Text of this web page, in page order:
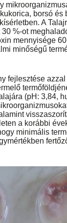
borsó
A
%-ot
mennyisége
minőségű
fejlesztése
(pH: 3,84,
a korábbi
minimális